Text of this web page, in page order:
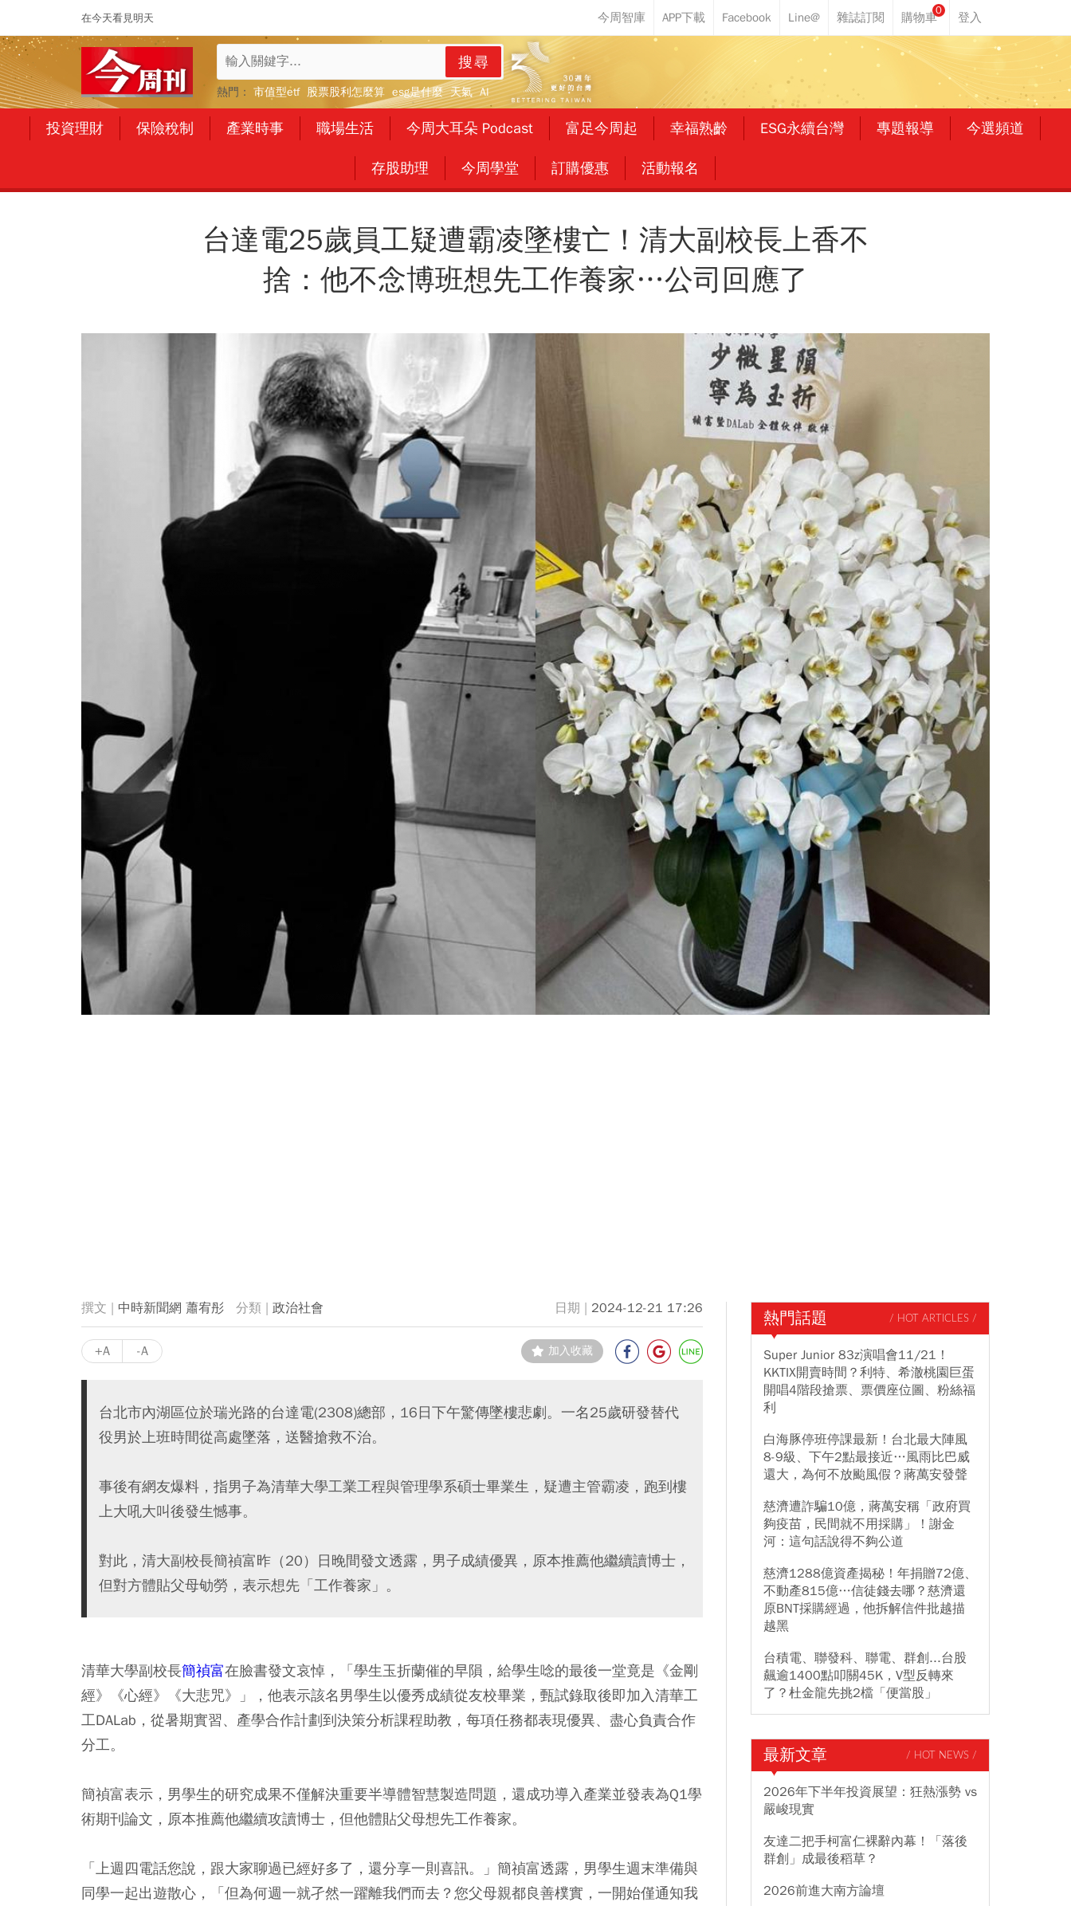
在今天看見明天
0
搜尋
熱門： 市值型etf 股票股利怎麼算 esg是什麼 天氣 AI
投資理財 保險稅制 產業時事 職場生活 今周大耳朵 Podcast 富足今周起 幸福熟齡 ESG永續台灣 專題報導 今選頻道
存股助理 今周學堂 訂購優惠 活動報名
台達電25歲員工疑遭霸凌墜樓亡！清大副校長上香不
捨：他不念博班想先工作養家…公司回應了
中時新聞網 蕭宥彤 政治社會 2024-12-21 17:26
+A -A 加入收藏
台北市內湖區位於瑞光路的台達電(2308)總部，16日下午驚傳墜樓悲劇。一名25歲研發替代
役男於上班時間從高處墜落，送醫搶救不治。
事後有網友爆料，指男子為清華大學工業工程與管理學系碩士畢業生，疑遭主管霸凌，跑到樓
上大吼大叫後發生憾事。
對此，清大副校長簡禎富昨（20）日晚間發文透露，男子成績優異，原本推薦他繼續讀博士，
但對方體貼父母劬勞，表示想先「工作養家」。
清華大學副校長簡禎富在臉書發文哀悼，「學生玉折蘭催的早隕，給學生唸的最後一堂竟是《金剛
經》《心經》《大悲咒》」，他表示該名男學生以優秀成績從友校畢業，甄試錄取後即加入清華工
工DALab，從暑期實習、產學合作計劃到決策分析課程助教，每項任務都表現優異、盡心負責合作
分工。
簡禎富表示，男學生的研究成果不僅解決重要半導體智慧製造問題，還成功導入產業並發表為Q1學
術期刊論文，原本推薦他繼續攻讀博士，但他體貼父母想先工作養家。
「上週四電話您說，跟大家聊過已經好多了，還分享一則喜訊。」簡禎富透露，男學生週末準備與
同學一起出遊散心，「但為何週一就孑然一躍離我們而去？您父母親都良善樸實，一開始僅通知我
熱門話題 / HOT ARTICLES /
Super Junior 83z演唱會11/21！
KKTIX開賣時間？利特、希澈桃園巨蛋
開唱4階段搶票、票價座位圖、粉絲福
利
白海豚停班停課最新！台北最大陣風
8-9級、下午2點最接近…風雨比巴威
還大，為何不放颱風假？蔣萬安發聲
慈濟遭詐騙10億，蔣萬安稱「政府買
夠疫苗，民間就不用採購」！謝金
河：這句話說得不夠公道
慈濟1288億資產揭秘！年捐贈72億、
不動產815億…信徒錢去哪？慈濟還
原BNT採購經過，他拆解信件批越描
越黑
台積電、聯發科、聯電、群創...台股
飆逾1400點叩關45K，V型反轉來
了？杜金龍先挑2檔「便當股」
最新文章 / HOT NEWS /
2026年下半年投資展望：狂熱漲勢 vs
嚴峻現實
友達二把手柯富仁裸辭內幕！「落後
群創」成最後稻草？
2026前進大南方論壇